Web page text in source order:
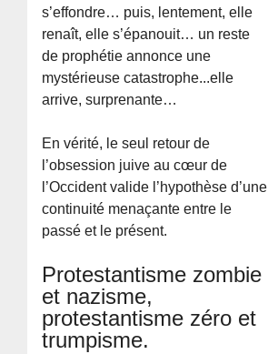
s’effondre… puis, lentement, elle
renaît, elle s’épanouit… un reste
de prophétie annonce une
mystérieuse catastrophe...elle
arrive, surprenante…
En vérité, le seul retour de
l’obsession juive au cœur de
l’Occident valide l’hypothèse d’une
continuité menaçante entre le
passé et le présent.
Protestantisme zombie
et nazisme,
protestantisme zéro et
trumpisme.